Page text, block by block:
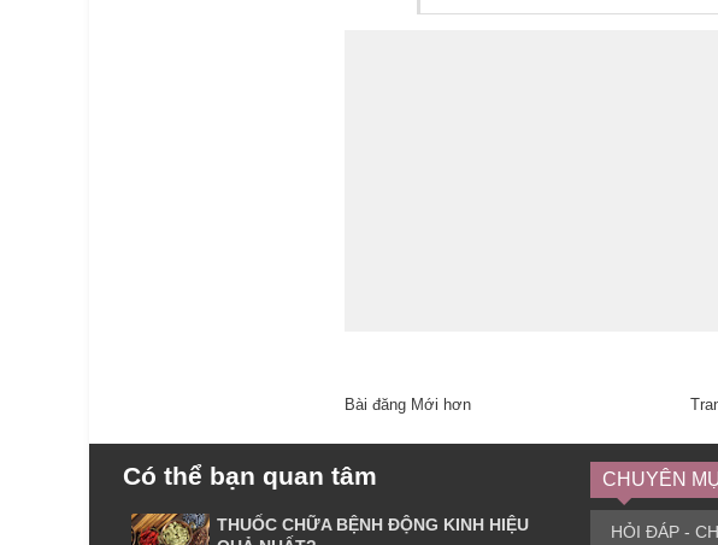
Bài đăng Mới hơn
Có thể bạn quan tâm
THUỐC CHỮA BỆNH ĐỘNG KINH HIỆU
CHUYÊN
HỎI ĐÁP -